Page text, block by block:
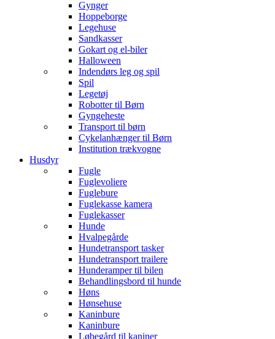
Gynger
Hoppeborge
Legehuse
Sandkasser
Gokart og el-biler
Halloween
Indendørs leg og spil
Spil
Legetøj
Robotter til Børn
Gyngeheste
Transport til børn
Cykelanhænger til Børn
Institution trækvogne
Husdyr
Fugle
Fuglevoliere
Fuglebure
Fuglekasse kamera
Fuglekasser
Hunde
Hvalpegårde
Hundetransport tasker
Hundetransport trailere
Hunderamper til bilen
Behandlingsbord til hunde
Høns
Hønsehuse
Kaninbure
Kaninbure
Løbegård til kaniner